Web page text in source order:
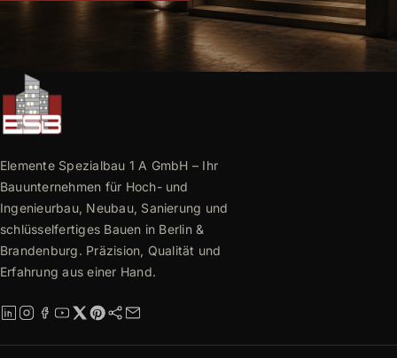
Elemente Spezialbau 1 A GmbH – Ihr
Bauunternehmen für Hoch- und
Ingenieurbau, Neubau, Sanierung und
schlüsselfertiges Bauen in Berlin &
Brandenburg. Präzision, Qualität und
Erfahrung aus einer Hand.